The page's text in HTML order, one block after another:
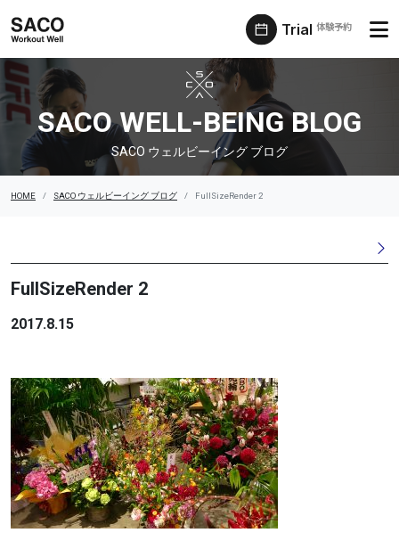
Trial 体験予約
SACO ウェルビーイング ブログ
SACO WELL-BEING BLOG
SACO ウェルビーイング ブログ
HOME SACO ウェルビーイング ブログ FullSizeRender 2
FullSizeRender 2
2017.8.15